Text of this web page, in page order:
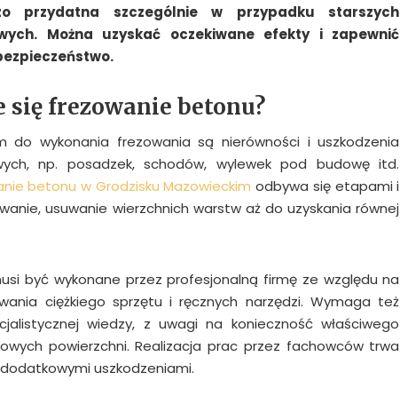
przydatna szczególnie w przypadku starszych
Można uzyskać oczekiwane efekty i zapewnić
się frezowanie betonu?
do wykonania frezowania są nierówności i uszkodzenia
np. posadzek, schodów, wylewek pod budowę itd.
betonu w Grodzisku Mazowieckim odbywa się etapami i
usuwanie wierzchnich warstw aż do uzyskania równej
być wykonane przez profesjonalną firmę ze względu na
ciężkiego sprzętu i ręcznych narzędzi. Wymaga też
wiedzy, z uwagi na konieczność właściwego
powierzchni. Realizacja prac przez fachowców trwa
uszkodzeniami.